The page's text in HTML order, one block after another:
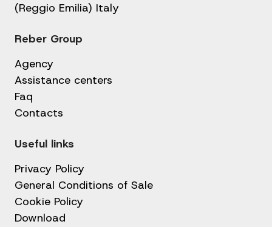
(Reggio Emilia) Italy
Reber Group
Agency
Assistance centers
Faq
Contacts
Useful links
Privacy Policy
General Conditions of Sale
Cookie Policy
Download